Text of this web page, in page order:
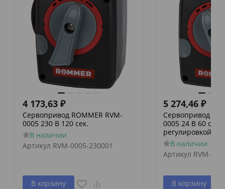
4 173,63 ₽
Сервопривод ROMMER RVM-
0005 230 В 120 сек.
В наличии
Артикул RVM-0005-230001
В корзину
5 274,46 ₽
Сервопривод
0005 24 В 60
регулировкой по
В наличии
Артикул RVM-
В корзину